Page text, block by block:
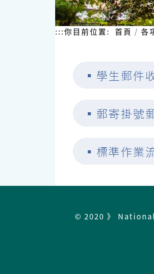
:::你目前位置: 首頁 各
▪ 學生郵件
▪ 郵寄掛號
▪ 標準作業
© 2020 》